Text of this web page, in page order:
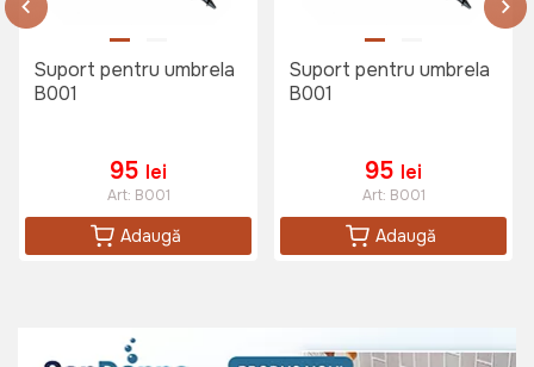
Suport pentru umbrela
B001
95 lei
Art: B001
Adaugă
Suport pentru umbrela
B001
95 lei
Art: B001
Adaugă